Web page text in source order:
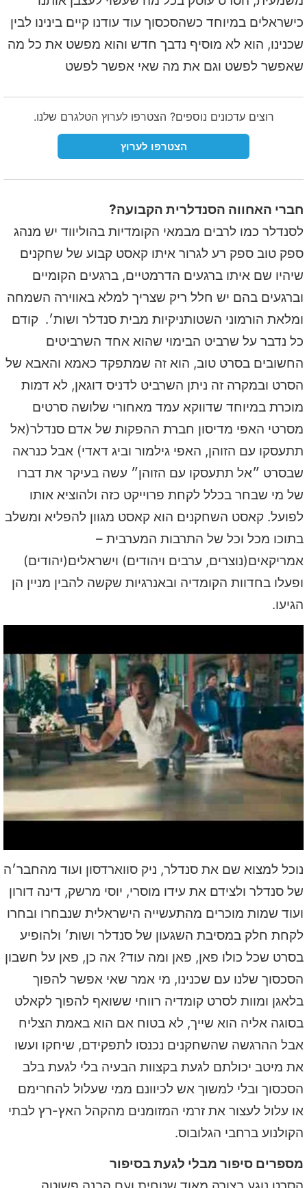
כישראלים במיוחד כשהסכסוך עוד עודנו קיים בינינו לבין
שכנינו, הוא לא מוסיף נדבך חדש והוא מפשט את כל מה
שאפשר לפשט וגם את מה שאי אפשר לפשט
רוצים עדכונים נוספים? הצטרפו לערוץ הטלגרם שלנו.
הצטרפו לערוץ
חברי האחווה הסנדלרית הקבועה?
לסנדלר כמו לרבים מבמאי הקומדיות בהוליווד יש מנהג
ספק טוב ספק רע לגרור איתו קאסט קבוע של שחקנים
שיהיו שם איתו ברגעים הדרמטיים, ברגעים הקומיים
וברגעים בהם יש חלל ריק שצריך למלא באווירה השמחה
ומלאת הורמוני השטותניקיות מבית סנדלר ושות׳. קודם
כל נדבר על שרביט הבימוי שהוא אחד השרביטים
החשובים בסרט טוב, הוא זה שמתפקד כאמא והאבא של
הסרט ובמקרה זה ניתן השרביט לדניס דוגאן, לא דמות
מוכרת במיוחד שדווקא עמד מאחורי שלושה סרטים
מסרטי האפי מדיסון חברת ההפקות של אדם סנדלר(אל
תתעסקו עם הזוהן, האפי גילמור וביג דאדי) אבל כנראה
שבסרט ״אל תתעסקו עם הזוהן״ עשה בעיקר את דברו
של מי שבחר בכלל לקחת פרוייקט כזה ולהוציא אותו
לפועל. קאסט השחקנים הוא קאסט מגוון להפליא ומשלב
בתוכו מכל וכל של התרבות המערבית –
אמריקאים(נוצרים, ערבים ויהודים) וישראלים(יהודים)
ופעלו בחדוות הקומדיה ובאנרגיות שקשה להבין מניין הן
הגיעו.
נוכל למצוא שם את סנדלר, ניק סווארדסון ועוד מהחבר׳ה
של סנדלר ולצידם את עידו מוסרי, יוסי מרשק, דינה דורון
ועוד שמות מוכרים מהתעשייה הישראלית שנבחרו ובחרו
לקחת חלק במסיבת השגעון של סנדלר ושות׳ ולהופיע
בסרט שכל כולו פאן, פאן ומה עוד? אה כן, פאן על חשבון
הסכסוך שלנו עם שכנינו, מי אמר שאי אפשר להפוך
בלאגן ומוות לסרט קומדיה רווחי ששואף להפוך לקאלט
בסוגה אליה הוא שייך, לא בטוח אם הוא באמת הצליח
אבל ההרגשה שהשחקנים נכנסו לתפקידם, שיחקו ועשו
את מיטב יכולתם לגעת בקצוות הבעיה בלי לגעת בלב
הסכסוך ובלי למשוך אש לכיוונם ממי שעלול להחרימם
או עלול לעצור את זרמי המזומנים מהקהל האץ-רץ לבתי
הקולנוע ברחבי הגלובוס.
מספרים סיפור מבלי לגעת בסיפור